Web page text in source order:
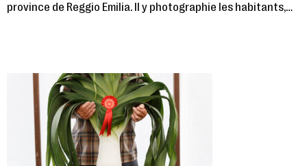
province de Reggio Emilia. Il y photographie les habitants,…